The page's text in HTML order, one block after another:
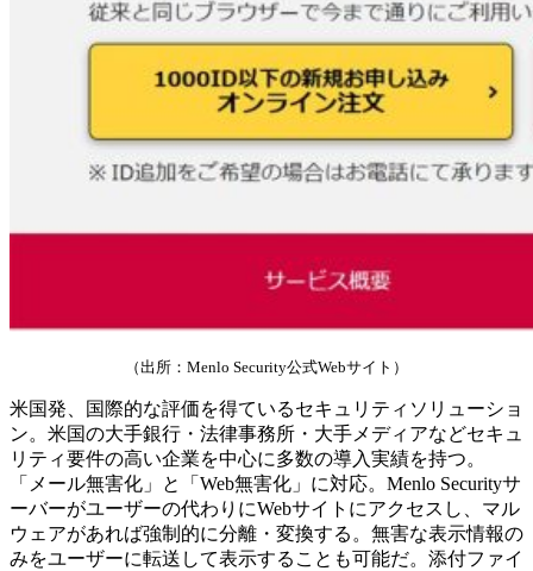
（出所：Menlo Security公式Webサイト）
米国発、国際的な評価を得ているセキュリティソリューショ
ン。米国の大手銀行・法律事務所・大手メディアなどセキュ
リティ要件の高い企業を中心に多数の導入実績を持つ。
「メール無害化」と「Web無害化」に対応。Menlo Securityサ
ーバーがユーザーの代わりにWebサイトにアクセスし、マル
ウェアがあれば強制的に分離・変換する。無害な表示情報の
みをユーザーに転送して表示することも可能だ。添付ファイ